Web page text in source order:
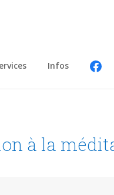
Infos
à la